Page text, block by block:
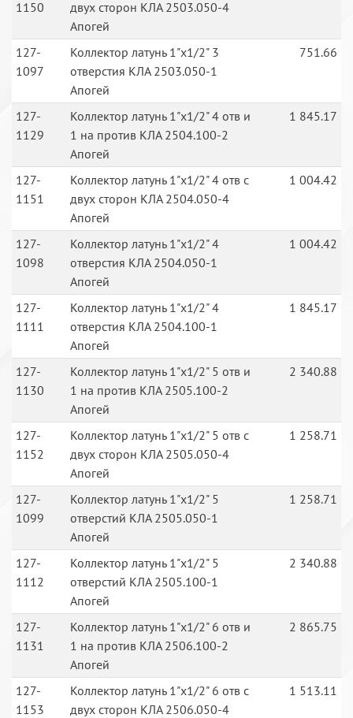
1150
двух сторон КЛА 2503.050-4
Апогей
127-
1097
Коллектор латунь 1"х1/2" 3
отверстия КЛА 2503.050-1
Апогей
751.66
127-
1129
Коллектор латунь 1"х1/2" 4 отв и
1 на против КЛА 2504.100-2
Апогей
1 845.17
127-
1151
Коллектор латунь 1"х1/2" 4 отв с
двух сторон КЛА 2504.050-4
Апогей
1 004.42
127-
1098
Коллектор латунь 1"х1/2" 4
отверстия КЛА 2504.050-1
Апогей
1 004.42
127-
1111
Коллектор латунь 1"х1/2" 4
отверстия КЛА 2504.100-1
Апогей
1 845.17
127-
1130
Коллектор латунь 1"х1/2" 5 отв и
1 на против КЛА 2505.100-2
Апогей
2 340.88
127-
1152
Коллектор латунь 1"х1/2" 5 отв с
двух сторон КЛА 2505.050-4
Апогей
1 258.71
127-
1099
Коллектор латунь 1"х1/2" 5
отверстий КЛА 2505.050-1
Апогей
1 258.71
127-
1112
Коллектор латунь 1"х1/2" 5
отверстий КЛА 2505.100-1
Апогей
2 340.88
127-
1131
Коллектор латунь 1"х1/2" 6 отв и
1 на против КЛА 2506.100-2
Апогей
2 865.75
127-
1153
Коллектор латунь 1"х1/2" 6 отв с
двух сторон КЛА 2506.050-4
1 513.11